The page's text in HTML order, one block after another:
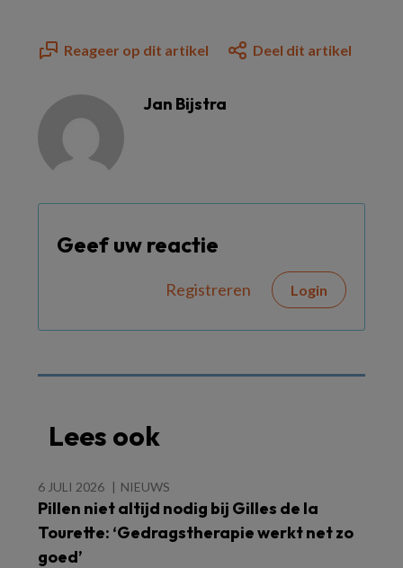
Reageer op dit artikel Deel dit artikel
Jan Bijstra
Geef uw reactie
Registreren Login
Lees ook
6 JULI 2026 NIEUWS
Pillen niet altijd nodig bij Gilles de la
Tourette: ‘Gedragstherapie werkt net zo
goed’